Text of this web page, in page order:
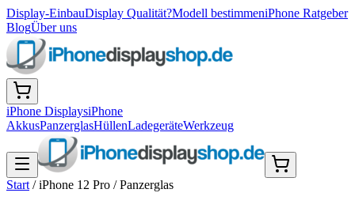
Display-EinbauDisplay Qualität?Modell bestimmeniPhone Ratgeber
BlogÜber uns
iPhone DisplaysiPhone
AkkusPanzerglasHüllenLadegeräteWerkzeug
Start /iPhone 12 Pro /Panzerglas